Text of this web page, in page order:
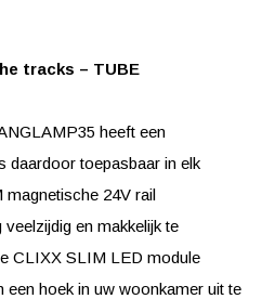
tracks – TUBE
heeft een
daardoor toepasbaar in elk
24V rail
en makkelijk te
CLIXX SLIM LED module
hoek in uw woonkamer uit te